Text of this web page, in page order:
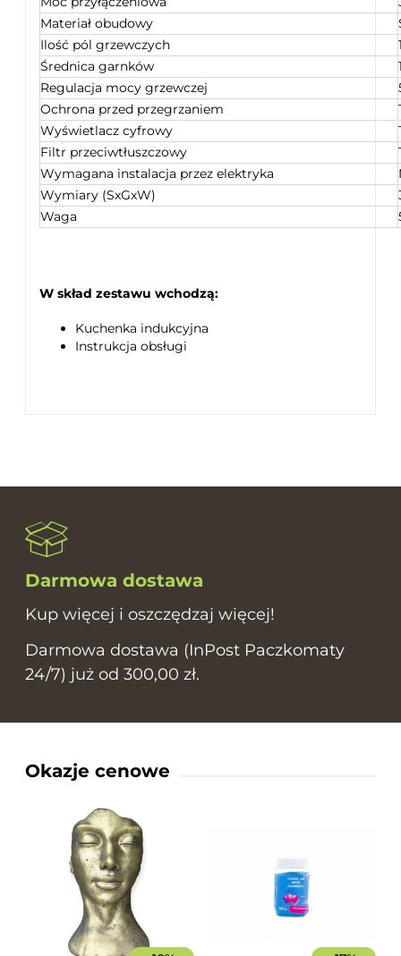
Materiał obudowy
Ilość pól grzewczych
Średnica garnków
Regulacja mocy grzewczej
Ochrona przed przegrzaniem
Wyświetlacz cyfrowy
Filtr przeciwtłuszczowy
Wymagana instalacja przez elektryka
Wymiary (SxGxW)
Waga
W skład zestawu wchodzą:
Kuchenka indukcyjna
Instrukcja obsługi
Darmowa dostawa
Kup więcej i oszczędzaj więcej!
Darmowa dostawa (InPost Paczkomaty
24/7) już od 300,00 zł.
Okazje cenowe